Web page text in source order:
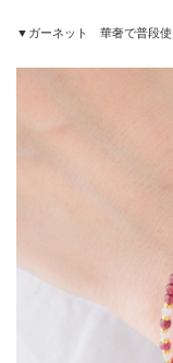
▼ガーネット 華奢で普段使